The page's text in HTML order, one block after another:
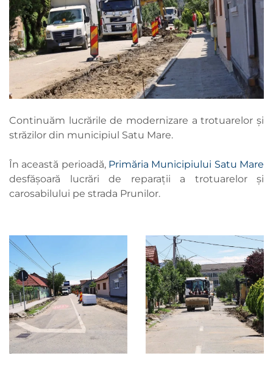
Continuăm lucrările de modernizare a trotuarelor și
străzilor din municipiul Satu Mare.
În această perioadă, Primăria Municipiului Satu Mare
desfășoară lucrări de reparații a trotuarelor și
carosabilului pe strada Prunilor.